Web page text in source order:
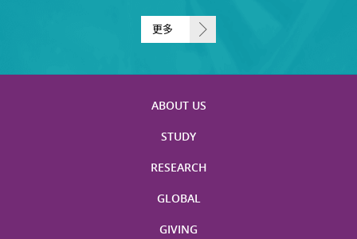
更多
ABOUT US
STUDY
RESEARCH
GLOBAL
GIVING